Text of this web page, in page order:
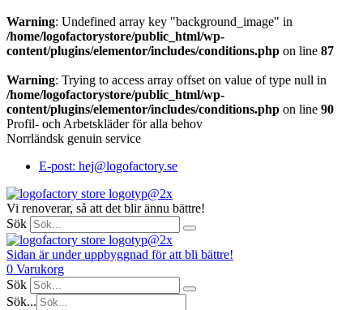
Warning: Undefined array key "background_image" in
/home/logofactorystore/public_html/wp-
content/plugins/elementor/includes/conditions.php on line 87
Warning: Trying to access array offset on value of type null in
/home/logofactorystore/public_html/wp-
content/plugins/elementor/includes/conditions.php on line 90
Profil- och Arbetskläder för alla behov
Norrländsk genuin service
E-post: hej@logofactory.se
Vi renoverar, så att det blir ännu bättre!
Sök
Sidan är under uppbyggnad för att bli bättre!
0 Varukorg
Sök
Sök...